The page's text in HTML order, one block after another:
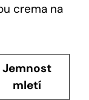
crema na
Jemnost
mletí